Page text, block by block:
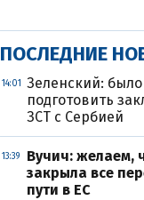
ПОСЛЕДНИЕ
14:01
Зеленский:
подготовить
ЗСТ с Сербией
13:39
Вучич: желаем,
закрыла все
пути в ЕС